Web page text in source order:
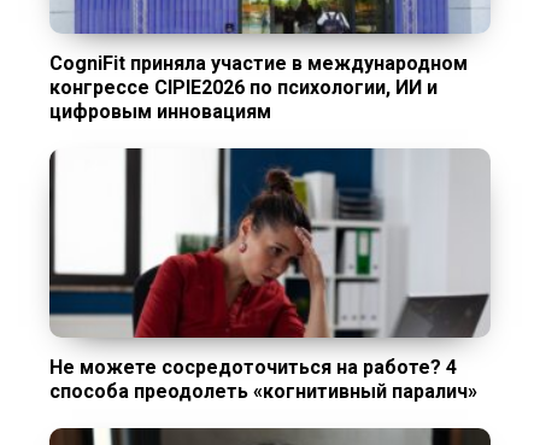
CogniFit приняла участие в международном
конгрессе CIPIE2026 по психологии, ИИ и
цифровым инновациям
Не можете сосредоточиться на работе? 4
способа преодолеть «когнитивный паралич»